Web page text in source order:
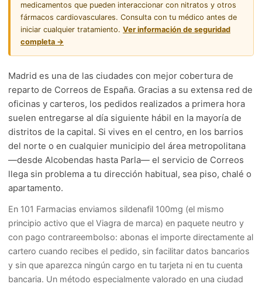
medicamentos que pueden interaccionar con nitratos y otros
fármacos cardiovasculares. Consulta con tu médico antes de
iniciar cualquier tratamiento. Ver información de seguridad
completa →
Madrid es una de las ciudades con mejor cobertura de
reparto de Correos de España. Gracias a su extensa red de
oficinas y carteros, los pedidos realizados a primera hora
suelen entregarse al día siguiente hábil en la mayoría de
distritos de la capital. Si vives en el centro, en los barrios
del norte o en cualquier municipio del área metropolitana
—desde Alcobendas hasta Parla— el servicio de Correos
llega sin problema a tu dirección habitual, sea piso, chalé o
apartamento.
En 101 Farmacias enviamos sildenafil 100mg (el mismo
principio activo que el Viagra de marca) en paquete neutro y
con pago contrareembolso: abonas el importe directamente al
cartero cuando recibes el pedido, sin facilitar datos bancarios
y sin que aparezca ningún cargo en tu tarjeta ni en tu cuenta
bancaria. Un método especialmente valorado en una ciudad